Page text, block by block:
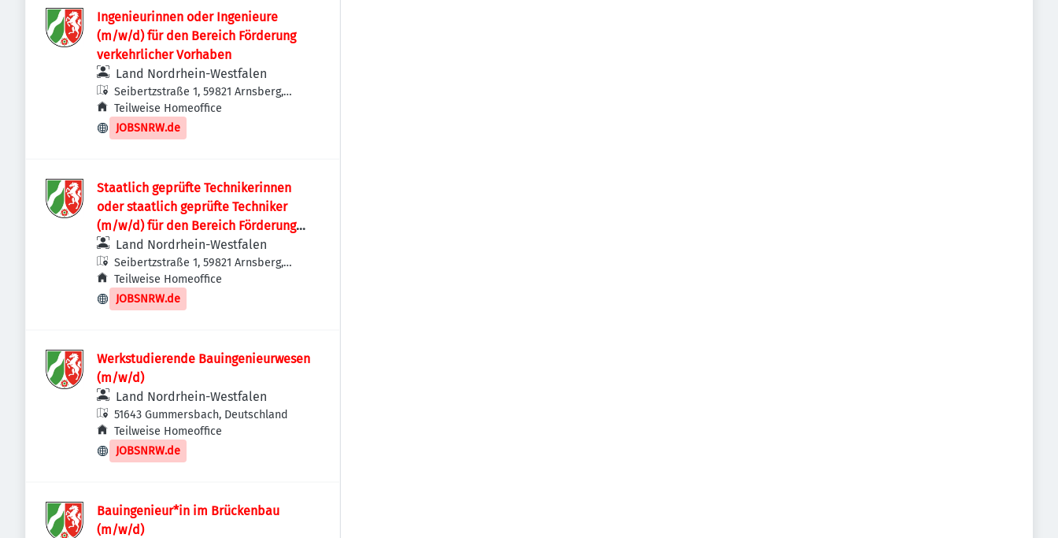
Ingenieurinnen oder Ingenieure
(m/w/d) für den Bereich Förderung
verkehrlicher Vorhaben
Land Nordrhein-Westfalen
Seibertzstraße 1, 59821 Arnsberg,
Deutschland
Teilweise Homeoffice
JOBSNRW.de
Staatlich geprüfte Technikerinnen
oder staatlich geprüfte Techniker
(m/w/d) für den Bereich Förderung
verkehrlicher Vorhaben
Land Nordrhein-Westfalen
Seibertzstraße 1, 59821 Arnsberg,
Deutschland
Teilweise Homeoffice
JOBSNRW.de
Werkstudierende Bauingenieurwesen
(m/w/d)
Land Nordrhein-Westfalen
51643 Gummersbach, Deutschland
Teilweise Homeoffice
JOBSNRW.de
Bauingenieur*in im Brückenbau
(m/w/d)